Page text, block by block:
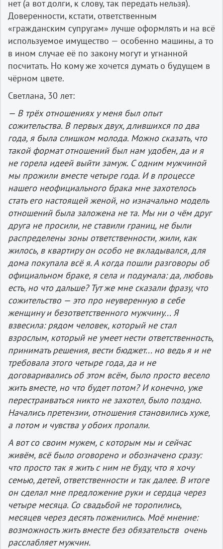
нет (а вот долги, к слову, так передать нельзя).
Доверенности, кстати, ответственным
«гражданским супругам» лучше оформлять и на всё
используемое имущество — особенно машины, а то
в ином случае её по закону могут и угнанной
посчитать. Но кому же хочется думать о будущем в
чёрном цвете.
Светлана, 30 лет:
— В трёх отношениях у меня был опыт
сожительства. В первых двух, длившихся по два
года, я была слишком молода. Можно сказать, что
такой формат отношений был нам удобен, да и я
не горела идеей выйти замуж. С одним мужчиной
мы прожили вместе четыре года. И в процессе
нашего неофициального брака мне захотелось
стать его настоящей женой, но изначально модель
отношений была заложена не та. Мы ни о чём друг
друга не просили, не ставили границ, не были
распределены зоны ответственности, жили, как
жилось, в квартиру он особо не вкладывался, для
дома покупала всё я. А когда пошли разговоры об
официальном браке, я села и подумала: да, любовь
есть, но что дальше? Тут же мне сказали фразу, что
сожительство — это про неуверенную в себе
женщину и безответственного мужчину... Я
взвесила: рядом человек, который не стал
взрослым, который не умеет нести ответственность,
принимать решения, вести бюджет... но ведь я и не
требовала этого четыре года, да и не
договаривались об этом всём, было просто весело
жить вместе, но что будет потом? И конечно, уже
перестраиваться никто не захотел, было поздно.
Начались претензии, отношения становились хуже,
а потом и чувства у обоих пропали.
А вот со своим мужем, с которым мы и сейчас
живём, всё было оговорено и обозначено сразу:
что просто так я жить с ним не буду, что я хочу
семью, детей, ответственности и так далее. В итоге
он сделал мне предложение руки и сердца через
четыре месяца. Со свадьбой не торопились,
месяцев через десять поженились. Моё мнение:
возможность жить вместе без обязательств очень
расслабляет мужчин.